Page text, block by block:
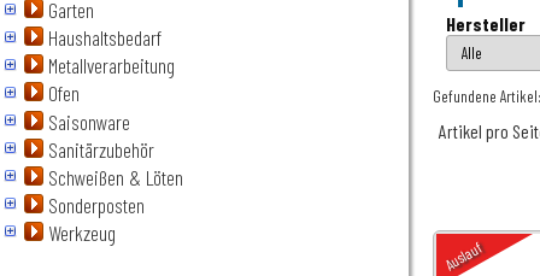
Garten
Haushaltsbedarf
Metallverarbeitung
Ofen
Saisonware
Sanitärzubehör
Schweißen & Löten
Sonderposten
Werkzeug
Hersteller
Gefundene
Artikel pro
Auslauf